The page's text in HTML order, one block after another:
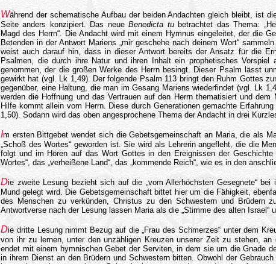
Während der schematische Aufbau der beiden Andachten gleich bleibt, ist
Seite anders konzipiert. Das neueBenedicta tubetrachtet das Thema:
Magd des Herrn“. Die Andacht wird mit einem Hymnus eingeleitet, der die
Betenden in der Antwort Mariens „mir geschehe nach deinem Wort“
weist auch darauf hin, dass in dieser Antwort bereits der Ansatz für die
Psalmen, die durch ihre Natur und ihren Inhalt ein prophetisches Vorspiel
genommen, der die großen Werke des Herrn besingt. Dieser Psalm lässt
gewirkt hat (vgl. Lk 1,49). Der folgende Psalm 113 bringt den Ruhm Gottes
gegenüber, eine Haltung, die man im Gesang Mariens wiederfindet (vgl. Lk
werden die Hoffnung und das Vertrauen auf den Herrn thematisiert und
Hilfe kommt allein vom Herrn. Diese durch Generationen gemachte
1,50). Sodann wird das oben angesprochene Thema der Andacht in drei
Im ersten Bittgebet wendet sich die Gebetsgemeinschaft an Maria, die als
„Schoß des Wortes“ geworden ist. Sie wird als Lehrerin angefleht, die die
folgt und im Hören auf das Wort Gottes in den Ereignissen der
Wortes“, das „verheißene Land“, das „kommende Reich“, wie es in den
Die zweite Lesung bezieht sich auf die „vom Allerhöchsten Gesegnete“
Mund gelegt wird. Die Gebetsgemeinschaft bittet hier um die Fähigkeit,
des Menschen zu verkünden, Christus zu den Schwestern und Brüdern
Antwortverse nach der Lesung lassen Maria als die „Stimme des alten Israel“
Die dritte Lesung nimmt Bezug auf die „Frau des Schmerzes“ unter dem
von ihr zu lernen, unter den unzähligen Kreuzen unserer Zeit zu stehen,
endet mit einem hymnischen Gebet der Serviten, in dem sie um die Gnade
in ihrem Dienst an den Brüdern und Schwestern bitten. Obwohl der